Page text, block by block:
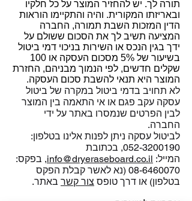
תורה לך. יש להחזיר המוצר על כל חלקיו
ובאריזתו המקורית. והיה והתקיימו הוראות
הדין המזכות השבת תמורה, החברה
המציעה תשיב לך את הסכום ששולם על
ידך בגין הנכס או השירות בניכוי דמי ביטול
בשיעור של 5% מסכום העסקה או 100
שקלים חדשים, לפי הנמוך מבניהם, החזרת
המוצר היא תנאי להשבת סכום העסקה.
לא תחויב בדמי ביטול במקרה של ביטול
עסקה עקב פגם או אי התאמה בין המוצר
לבין הפרטים שנמסרו באתר על ידי
החברה.
לביטול עסקה ניתן לפנות אלינו בטלפון:
052-3200190, בכתובת
המייל: info@dryeraseboard.co.il, בפקס:
08-6460070 (נא לאשר קבלת הפקס
בטלפון) או דרך טופס צור קשר באתר.